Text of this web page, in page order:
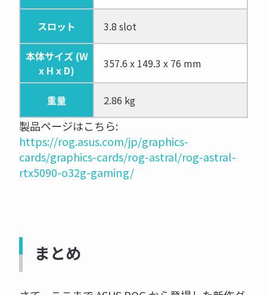
スロット 3.8 slot
本体サイズ (W
x H x D)
357.6 x 149.3 x 76 mm
重量 2.86 kg
製品ページはこちら:
https://rog.asus.com/jp/graphics-
cards/graphics-cards/rog-astral/rog-astral-
rtx5090-o32g-gaming/
まとめ